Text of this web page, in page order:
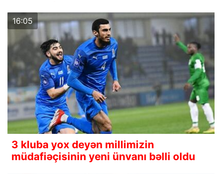
16:05
3 kluba yox deyən millimizin
müdafiəçisinin yeni ünvanı bəlli oldu